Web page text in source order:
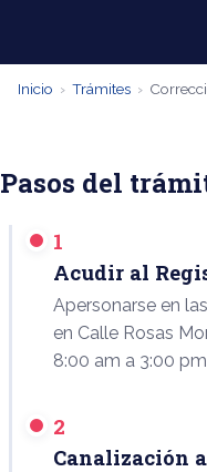
Inicio › Trámites ›
Pasos del
1
Acudir al
Apersonarse en
en Calle Rosas
8:00 am a 3:00
2
Canalización